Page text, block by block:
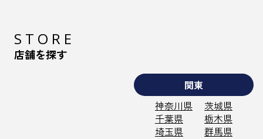
STORE
店舗を探す
関東
神奈川県
千葉県
埼玉県
茨城県
栃木県
群馬県